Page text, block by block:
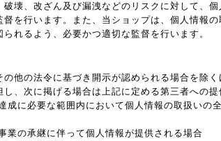
壊、改ざん及び漏洩などのリスクに対して、
を行います。また、当ショップは、個人情報
れるよう、必要かつ適切な監督を行います。
他の法令に基づき開示が認められる場合を除
、次に掲げる場合は上記に定める第三者への提
成に必要な範囲内において個人情報の取扱いの
業の承継に伴って個人情報が提供される場合